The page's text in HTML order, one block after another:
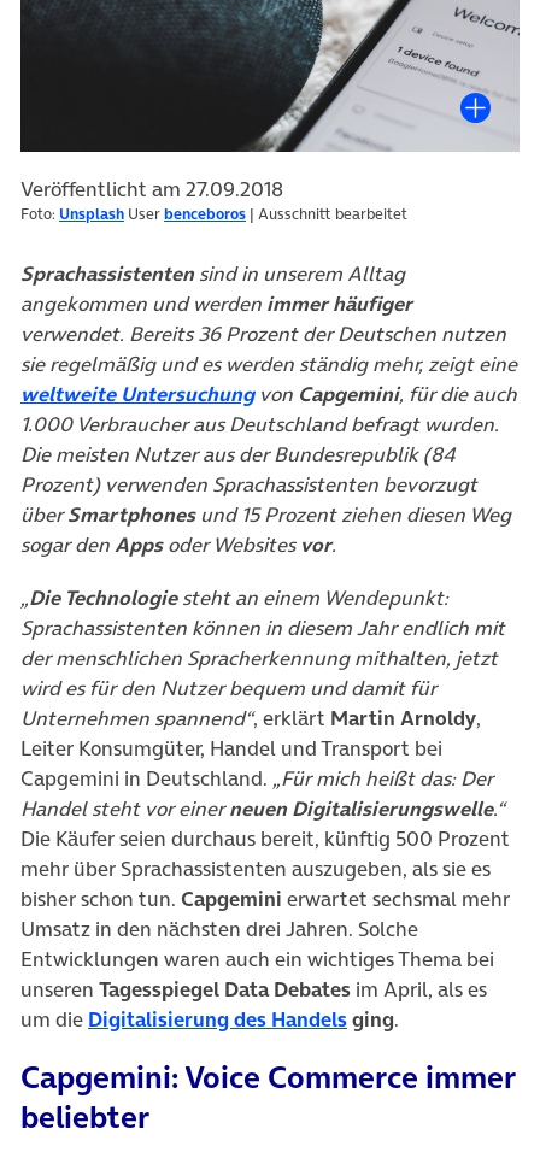
Veröffentlicht am 27.09.2018
Foto: Unsplash
(öffnet in neuem Tab)
Userbenceboros | Ausschnitt bearbeitet
Sprachassistentensind in unserem Alltag
angekommen und werden immer häufiger
verwendet. Bereits 36 Prozent der Deutschen nutzen
sie regelmäßig und es werden ständig mehr, zeigt eine
weltweite Untersuchung(öffnet in neuem Tab)
von Capgemini, für die auch
1.000 Verbraucher aus Deutschland befragt wurden.
Die meisten Nutzer aus der Bundesrepublik (84
Prozent) verwenden Sprachassistenten bevorzugt
überSmartphonesund 15 Prozent ziehen diesen Weg
sogar denAppsoder Websites vor.
„Die Technologiesteht an einem Wendepunkt:
Sprachassistenten können in diesem Jahr endlich mit
der menschlichen Spracherkennung mithalten, jetzt
wird es für den Nutzer bequem und damit für
Unternehmen spannend“, erklärt Martin Arnoldy,
Leiter Konsumgüter, Handel und Transport bei
Capgemini in Deutschland. „Für mich heißt das: Der
Handel steht vor einerneuen Digitalisierungswelle.“
Die Käufer seien durchaus bereit, künftig 500 Prozent
mehr über Sprachassistenten auszugeben, als sie es
bisher schon tun. Capgemini erwartet sechsmal mehr
Umsatz in den nächsten drei Jahren. Solche
Entwicklungen waren auch ein wichtiges Thema bei
unseren Tagesspiegel Data Debates im April, als es
um die Digitalisierung des Handels(öffnet in neuem
ging.
Capgemini: Voice Commerce immer
beliebter